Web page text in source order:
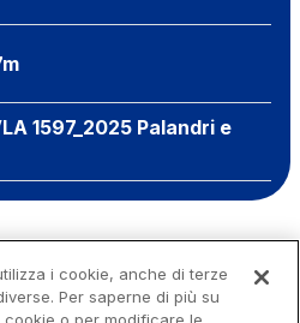
1597_2025 Palandri e
i cookie, anche di terze
Per saperne di più su